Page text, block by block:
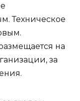
Техническое
на
за